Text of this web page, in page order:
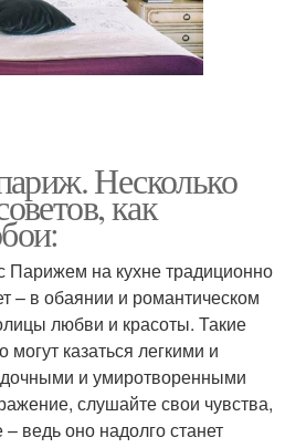
Несколько
как
на кухне традиционно
– в обаянии и романтическом
любви и красоты. Такие
казаться легкими и
и умиротворенными
слушайте свои чувства,
ведь оно надолго станет